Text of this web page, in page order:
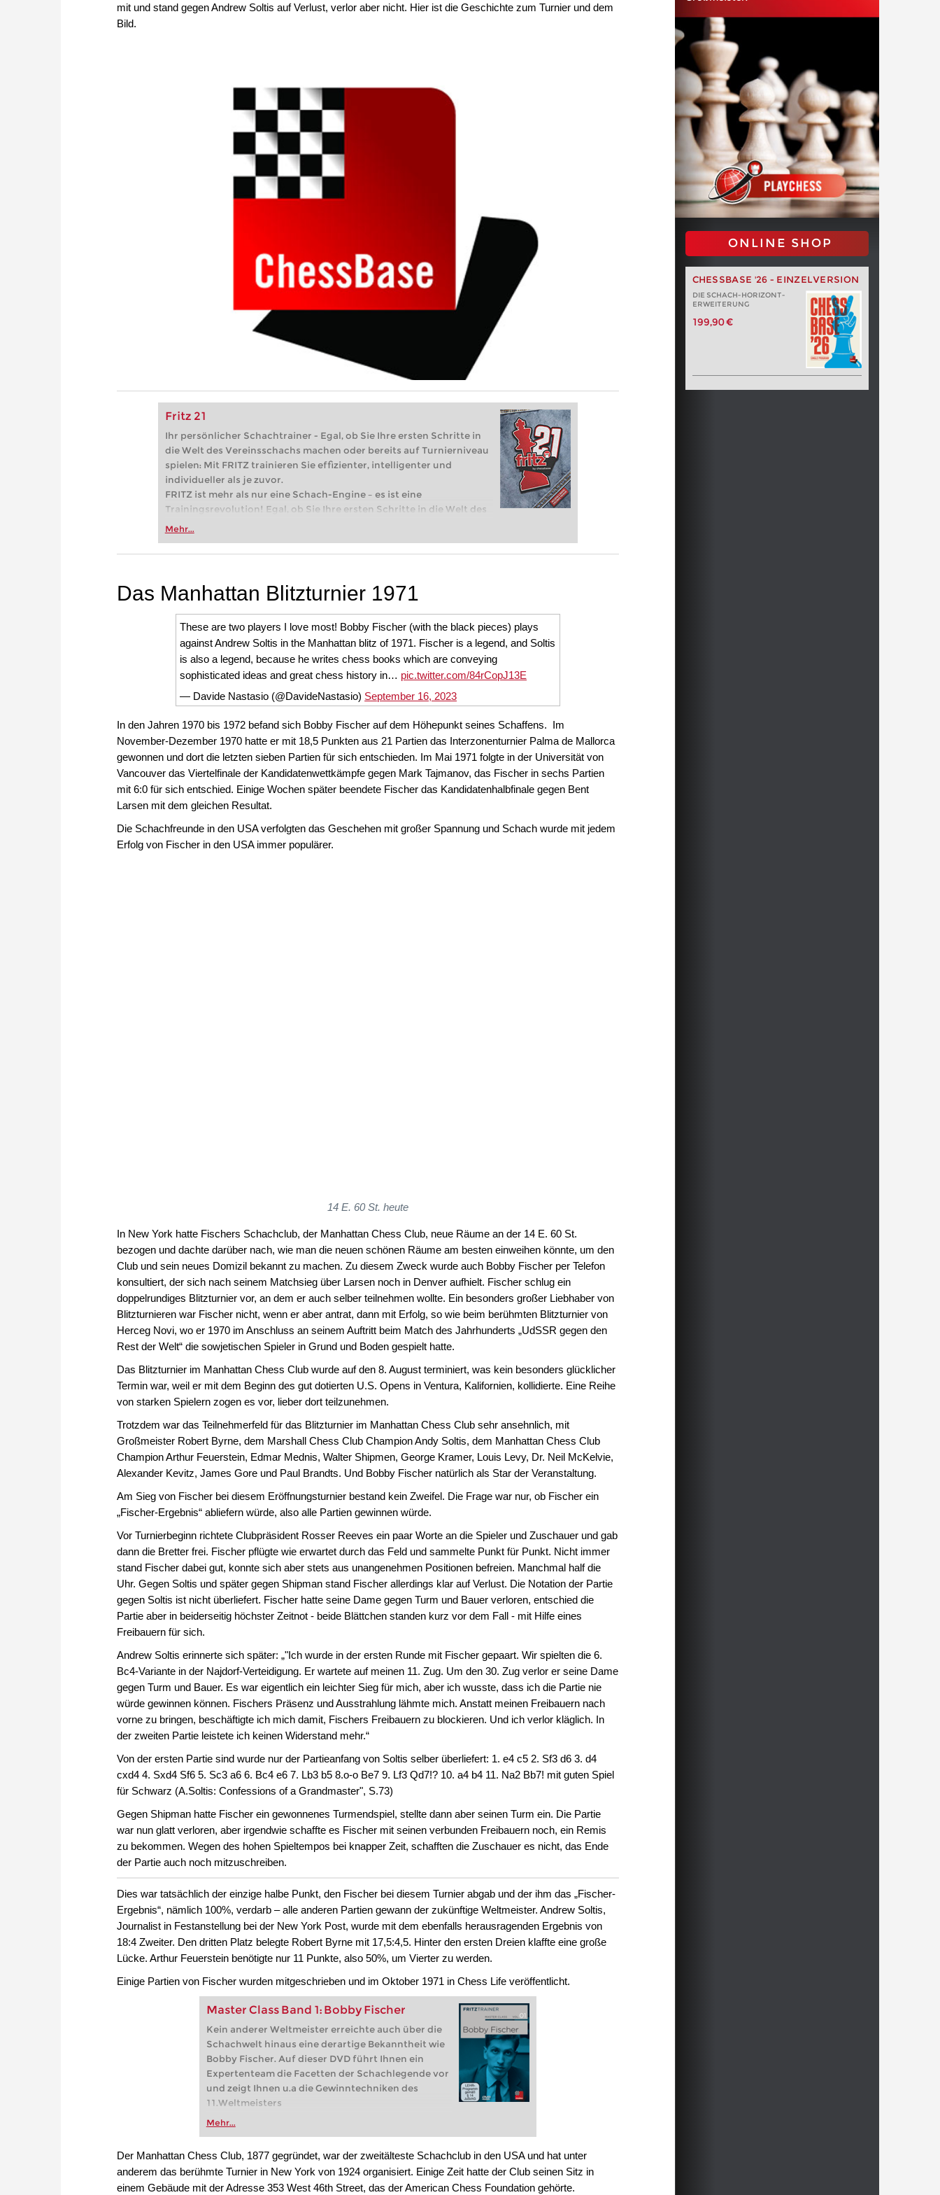
mit und stand gegen Andrew Soltis auf Verlust, verlor aber nicht. Hier ist die Geschichte zum Turnier und dem
Bild.
Fritz 21
Ihr persönlicher Schachtrainer - Egal, ob Sie Ihre ersten Schritte in
die Welt des Vereinsschachs machen oder bereits auf Turnierniveau
spielen: Mit FRITZ trainieren Sie effizienter, intelligenter und
individueller als je zuvor.
FRITZ ist mehr als nur eine Schach-Engine – es ist eine
Trainingsrevolution! Egal, ob Sie Ihre ersten Schritte in die Welt des
Vereinsschachs machen oder bereits auf Turnierniveau spielen: Mit
zuvor.
Mehr...
ONLINE SHOP
CHESSBASE '26 - EINZELVERSION
DIE SCHACH-HORIZONT-
ERWEITERUNG
199,90 €
Das Manhattan Blitzturnier 1971
These are two players I love most! Bobby Fischer (with the black pieces) plays
against Andrew Soltis in the Manhattan blitz of 1971. Fischer is a legend, and Soltis
is also a legend, because he writes chess books which are conveying
sophisticated ideas and great chess history in… pic.twitter.com/84rCopJ13E
— Davide Nastasio (@DavideNastasio) September 16, 2023
In den Jahren 1970 bis 1972 befand sich Bobby Fischer auf dem Höhepunkt seines Schaffens. Im
November-Dezember 1970 hatte er mit 18,5 Punkten aus 21 Partien das Interzonenturnier Palma de Mallorca
gewonnen und dort die letzten sieben Partien für sich entschieden. Im Mai 1971 folgte in der Universität von
Vancouver das Viertelfinale der Kandidatenwettkämpfe gegen Mark Tajmanov, das Fischer in sechs Partien
mit 6:0 für sich entschied. Einige Wochen später beendete Fischer das Kandidatenhalbfinale gegen Bent
Larsen mit dem gleichen Resultat.
Die Schachfreunde in den USA verfolgten das Geschehen mit großer Spannung und Schach wurde mit jedem
Erfolg von Fischer in den USA immer populärer.
14 E. 60 St. heute
In New York hatte Fischers Schachclub, der Manhattan Chess Club, neue Räume an der 14 E. 60 St.
bezogen und dachte darüber nach, wie man die neuen schönen Räume am besten einweihen könnte, um den
Club und sein neues Domizil bekannt zu machen. Zu diesem Zweck wurde auch Bobby Fischer per Telefon
konsultiert, der sich nach seinem Matchsieg über Larsen noch in Denver aufhielt. Fischer schlug ein
doppelrundiges Blitzturnier vor, an dem er auch selber teilnehmen wollte. Ein besonders großer Liebhaber von
Blitzturnieren war Fischer nicht, wenn er aber antrat, dann mit Erfolg, so wie beim berühmten Blitzturnier von
Herceg Novi, wo er 1970 im Anschluss an seinem Auftritt beim Match des Jahrhunderts „UdSSR gegen den
Rest der Welt“ die sowjetischen Spieler in Grund und Boden gespielt hatte.
Das Blitzturnier im Manhattan Chess Club wurde auf den 8. August terminiert, was kein besonders glücklicher
Termin war, weil er mit dem Beginn des gut dotierten U.S. Opens in Ventura, Kalifornien, kollidierte. Eine Reihe
von starken Spielern zogen es vor, lieber dort teilzunehmen.
Trotzdem war das Teilnehmerfeld für das Blitzturnier im Manhattan Chess Club sehr ansehnlich, mit
Großmeister Robert Byrne, dem Marshall Chess Club Champion Andy Soltis, dem Manhattan Chess Club
Champion Arthur Feuerstein, Edmar Mednis, Walter Shipmen, George Kramer, Louis Levy, Dr. Neil McKelvie,
Alexander Kevitz, James Gore und Paul Brandts. Und Bobby Fischer natürlich als Star der Veranstaltung.
Am Sieg von Fischer bei diesem Eröffnungsturnier bestand kein Zweifel. Die Frage war nur, ob Fischer ein
„Fischer-Ergebnis“ abliefern würde, also alle Partien gewinnen würde.
Vor Turnierbeginn richtete Clubpräsident Rosser Reeves ein paar Worte an die Spieler und Zuschauer und gab
dann die Bretter frei. Fischer pflügte wie erwartet durch das Feld und sammelte Punkt für Punkt. Nicht immer
stand Fischer dabei gut, konnte sich aber stets aus unangenehmen Positionen befreien. Manchmal half die
Uhr. Gegen Soltis und später gegen Shipman stand Fischer allerdings klar auf Verlust. Die Notation der Partie
gegen Soltis ist nicht überliefert. Fischer hatte seine Dame gegen Turm und Bauer verloren, entschied die
Partie aber in beiderseitig höchster Zeitnot - beide Blättchen standen kurz vor dem Fall - mit Hilfe eines
Freibauern für sich.
Andrew Soltis erinnerte sich später: „"Ich wurde in der ersten Runde mit Fischer gepaart. Wir spielten die 6.
Bc4-Variante in der Najdorf-Verteidigung. Er wartete auf meinen 11. Zug. Um den 30. Zug verlor er seine Dame
gegen Turm und Bauer. Es war eigentlich ein leichter Sieg für mich, aber ich wusste, dass ich die Partie nie
würde gewinnen können. Fischers Präsenz und Ausstrahlung lähmte mich. Anstatt meinen Freibauern nach
vorne zu bringen, beschäftigte ich mich damit, Fischers Freibauern zu blockieren. Und ich verlor kläglich. In
der zweiten Partie leistete ich keinen Widerstand mehr.“
Von der ersten Partie sind wurde nur der Partieanfang von Soltis selber überliefert: 1. e4 c5 2. Sf3 d6 3. d4
cxd4 4. Sxd4 Sf6 5. Sc3 a6 6. Bc4 e6 7. Lb3 b5 8.o-o Be7 9. Lf3 Qd7!? 10. a4 b4 11. Na2 Bb7! mit guten Spiel
für Schwarz (A.Soltis: Confessions of a Grandmaster", S.73)
Gegen Shipman hatte Fischer ein gewonnenes Turmendspiel, stellte dann aber seinen Turm ein. Die Partie
war nun glatt verloren, aber irgendwie schaffte es Fischer mit seinen verbunden Freibauern noch, ein Remis
zu bekommen. Wegen des hohen Spieltempos bei knapper Zeit, schafften die Zuschauer es nicht, das Ende
der Partie auch noch mitzuschreiben.
Dies war tatsächlich der einzige halbe Punkt, den Fischer bei diesem Turnier abgab und der ihm das „Fischer-
Ergebnis“, nämlich 100%, verdarb – alle anderen Partien gewann der zukünftige Weltmeister. Andrew Soltis,
Journalist in Festanstellung bei der New York Post, wurde mit dem ebenfalls herausragenden Ergebnis von
18:4 Zweiter. Den dritten Platz belegte Robert Byrne mit 17,5:4,5. Hinter den ersten Dreien klaffte eine große
Lücke. Arthur Feuerstein benötigte nur 11 Punkte, also 50%, um Vierter zu werden.
Einige Partien von Fischer wurden mitgeschrieben und im Oktober 1971 in Chess Life veröffentlicht.
Master Class Band 1: Bobby Fischer
Kein anderer Weltmeister erreichte auch über die
Schachwelt hinaus eine derartige Bekanntheit wie
Bobby Fischer. Auf dieser DVD führt Ihnen ein
Expertenteam die Facetten der Schachlegende vor
und zeigt Ihnen u.a die Gewinntechniken des
11.Weltmeisters
Mehr...
Der Manhattan Chess Club, 1877 gegründet, war der zweitälteste Schachclub in den USA und hat unter
anderem das berühmte Turnier in New York von 1924 organisiert. Einige Zeit hatte der Club seinen Sitz in
einem Gebäude mit der Adresse 353 West 46th Street, das der American Chess Foundation gehörte.